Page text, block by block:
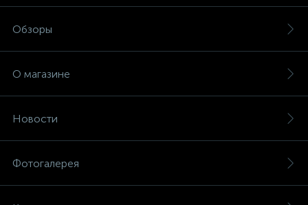
Обзоры
О магазине
Новости
Фотогалерея